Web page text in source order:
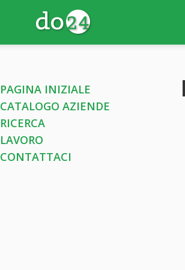
PAGINA INIZIALE
CATALOGO AZIENDE
RICERCA
LAVORO
CONTATTACI